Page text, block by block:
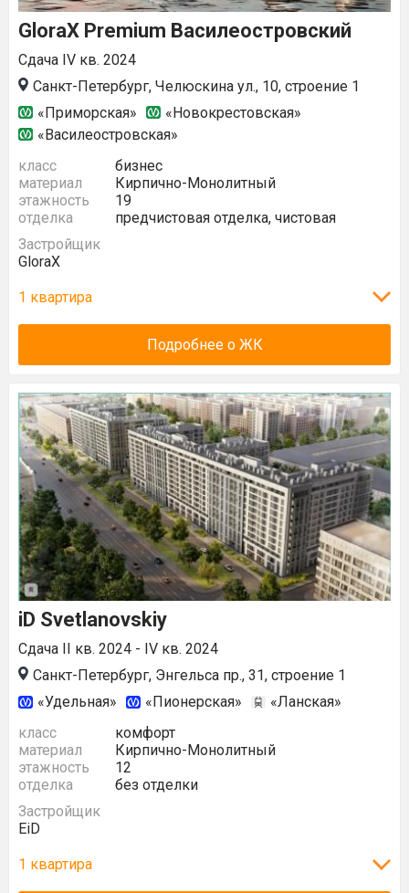
GloraX Premium Василеостровский
Сдача IV кв. 2024
Санкт-Петербург, Челюскина ул., 10, строение 1
«Приморская»
«Новокрестовская»
«Василеостровская»
класс
бизнес
материал
Кирпично-Монолитный
этажность
19
отделка
предчистовая отделка, чистовая
Застройщик
GloraX
1 квартира
Подробнее о ЖК
iD Svetlanovskiy
Сдача II кв. 2024 - IV кв. 2024
Санкт-Петербург, Энгельса пр., 31, строение 1
«Удельная»
«Пионерская»
«Ланская»
класс
комфорт
материал
Кирпично-Монолитный
этажность
12
отделка
без отделки
Застройщик
EiD
1 квартира